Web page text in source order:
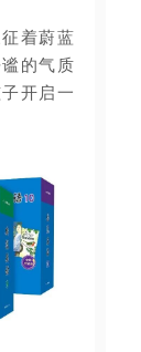
着蔚蓝
的气质
开启一